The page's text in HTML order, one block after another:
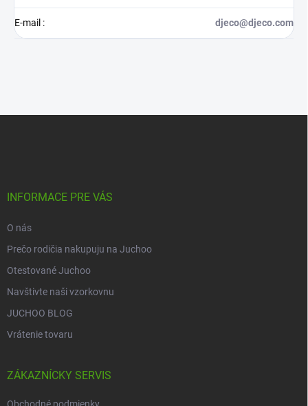
E-mail : djeco@djeco.com
INFORMACE PRE VÁS
O nás
Prečo rodičia nakupuju na Juchoo
Otestované Juchoo
Navštivte naši vzorkovnu
JUCHOO BLOG
Vrátenie tovaru
ZÁKAZNÍCKY SERVIS